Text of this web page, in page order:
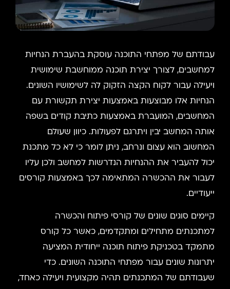
עבודתם של מפתחי התוכנה עוסקת בהעברת הנחיות
למחשבים, לצורך יצירת תוכנה ממוחשבת שימושית
ויעילה עבור לקוח הקצה הזקוק לה לשימושיו השונים.
הנחיות אלו מבוצעות באמצעות יצירת תקשורת עם
המחשבים, המועברת באמצעות כתיבת קודים בשפה
אותה המחשב יבין ויתרגם לפעולות. כיוון שעולם
המחשוב הוא עצום ונרחב, ניתן לומר כי לא כל מתכנת
יכול להעביר את ההנחיות הנדרשות למחשב ולכן עליו
לעבור את ההכשרה המתאימה לכך באמצעות קורסים
ייעודיים.
קיימים סוגים שונים של קורסי פיתוח והכשרה
למתכנתים מתחילים ומתקדמים, כאשר כל קורס
מתמקד בטכניקת פיתוח תוכנה ייחודית המציעה
יתרונות שונים עבור מפתחי התוכנה השונים. כדי
שעבודתם של המתכנתים תהיה מקצועית ויעילה כאחד,